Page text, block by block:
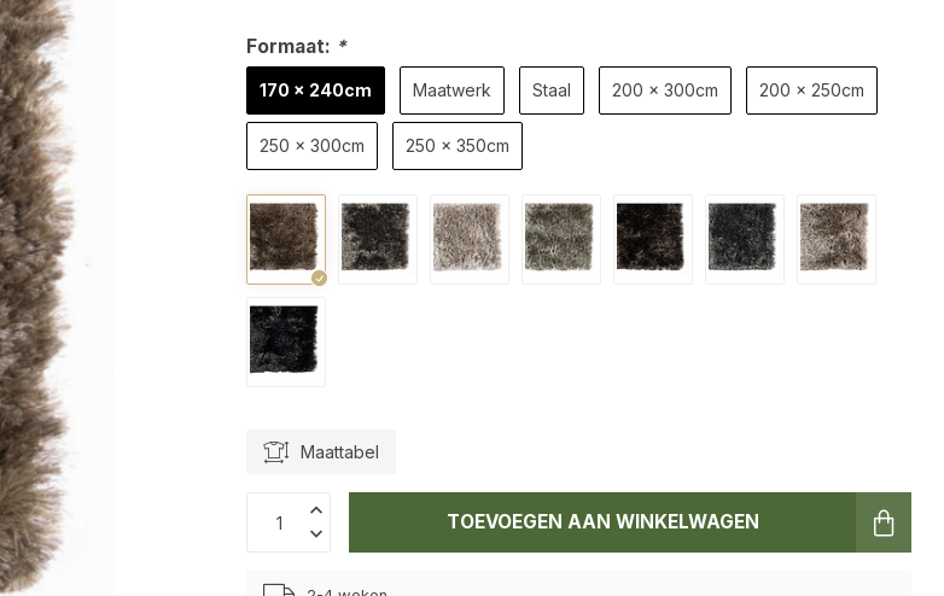
Formaat: *
170 x 240cm Maatwerk Staal 200 x 300cm 200 x 250cm
250 x 300cm 250 x 350cm
Maattabel
TOEVOEGEN AAN WINKELWAGEN